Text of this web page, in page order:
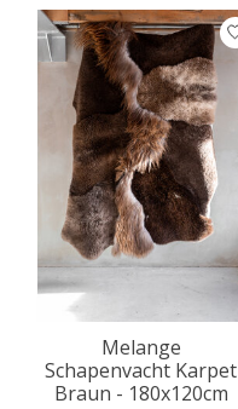
Melange
Schapenvacht Karpet
Braun - 180x120cm